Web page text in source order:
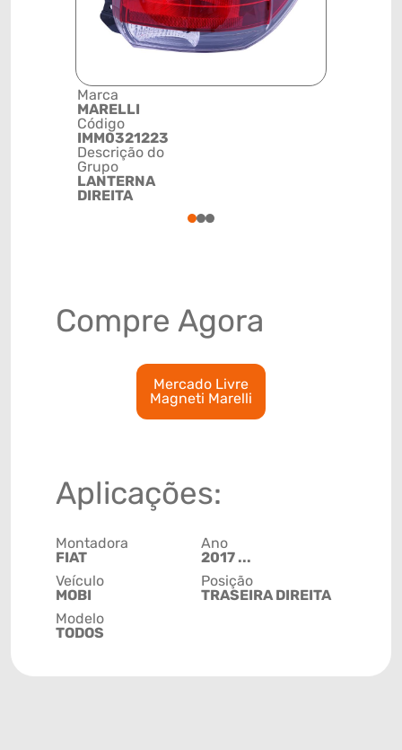
Marca
MARELLI
Código
IMM0321223
Descrição do
Grupo
LANTERNA
DIREITA
123
Compre Agora
Mercado Livre
Magneti Marelli
Aplicações:
Montadora
FIAT
Veículo
MOBI
Modelo
TODOS
Ano
2017 ...
Posição
TRASEIRA DIREITA